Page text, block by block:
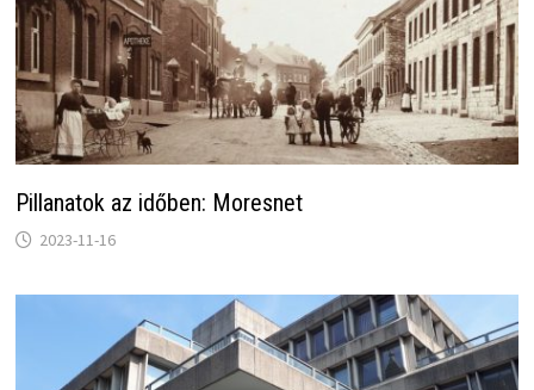
Pillanatok az időben: Moresnet
2023-11-16